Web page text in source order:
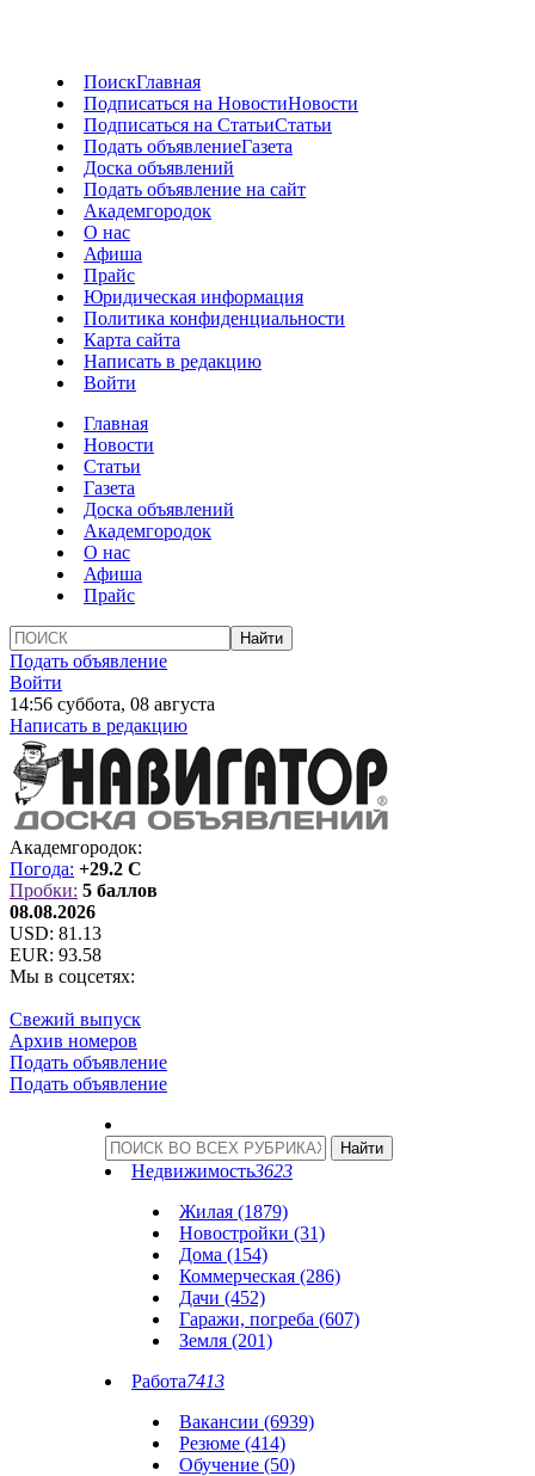
ПоискГлавная
Подписаться на НовостиНовости
Подписаться на СтатьиСтатьи
Подать объявлениеГазета
Доска объявлений
Подать объявление на сайт
Академгородок
О нас
Афиша
Прайс
Юридическая информация
Политика конфиденциальности
Карта сайта
Написать в редакцию
Войти
Главная
Новости
Статьи
Газета
Доска объявлений
Академгородок
О нас
Афиша
Прайс
Подать объявление
Войти
14:56 суббота, 08 августа
Написать в редакцию
Академгородок:
Погода: +29.2 C
Пробки: 5 баллов
08.08.2026
USD: 81.13
EUR: 93.58
Мы в соцсетях:
Свежий выпуск
Архив номеров
Подать объявление
Подать объявление
Недвижимость3623
Жилая (1879)
Новостройки (31)
Дома (154)
Коммерческая (286)
Дачи (452)
Гаражи, погреба (607)
Земля (201)
Работа7413
Вакансии (6939)
Резюме (414)
Обучение (50)